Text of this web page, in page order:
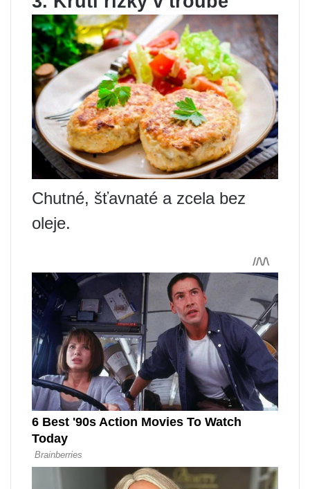
Chutné, šťavnaté a zcela bez
oleje.